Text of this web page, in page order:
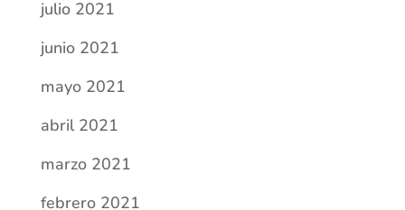
julio 2021
junio 2021
mayo 2021
abril 2021
marzo 2021
febrero 2021